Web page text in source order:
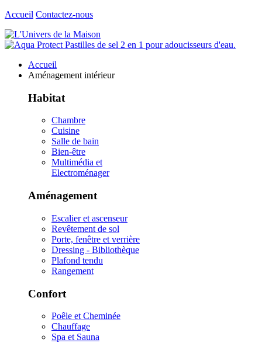
Accueil Contactez-nous
Accueil
Aménagement intérieur
Habitat
Chambre
Cuisine
Salle de bain
Bien-être
Multimédia et
Electroménager
Aménagement
Escalier et ascenseur
Revêtement de sol
Porte, fenêtre et verrière
Dressing - Bibliothèque
Plafond tendu
Rangement
Confort
Poêle et Cheminée
Chauffage
Spa et Sauna